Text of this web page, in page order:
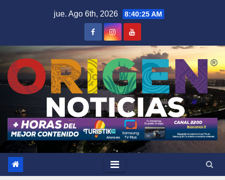
jue. Ago 6th, 2026 8:40:26 AM